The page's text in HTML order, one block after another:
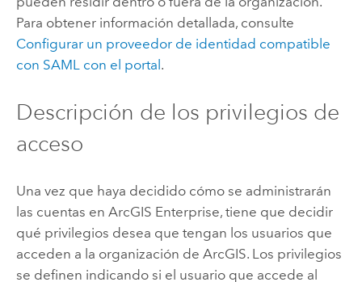
Para obtener información detallada, consulte
Configurar un proveedor de identidad compatible
con SAML con el portal.
Descripción de los privilegios de
acceso
Una vez que haya decidido cómo se administrarán
las cuentas en ArcGIS Enterprise, tiene que decidir
qué privilegios desea que tengan los usuarios que
acceden a la organización de ArcGIS. Los privilegios
se definen indicando si el usuario que accede al